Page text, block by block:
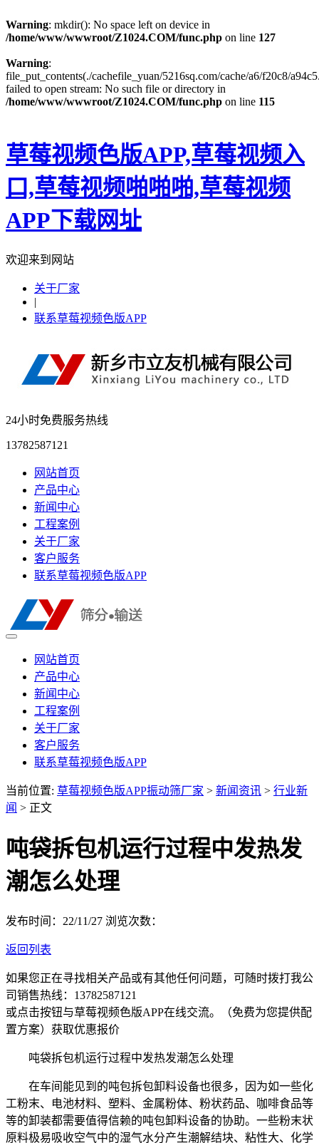
Warning: mkdir(): No space left on device in
/home/www/wwwroot/Z1024.COM/func.php on line 127
Warning:
file_put_contents(./cachefile_yuan/5216sq.com/cache/a6/f20c8/
failed to open stream: No such file or directory in
/home/www/wwwroot/Z1024.COM/func.php on line 115
草莓视频色版APP,草莓视频入
口,草莓视频啪啪啪,草莓视频
APP下载网址
欢迎来到网站
关于厂家
|
联系草莓视频色版APP
24小时免费服务热线
13782587121
网站首页
产品中心
新闻中心
工程案例
关于厂家
客户服务
联系草莓视频色版APP
网站首页
产品中心
新闻中心
工程案例
关于厂家
客户服务
联系草莓视频色版APP
当前位置: 草莓视频色版APP振动筛厂家 > 新闻资讯 > 行业新
闻 > 正文
吨袋拆包机运行过程中发热发
潮怎么处理
发布时间：22/11/27 浏览次数：
返回列表
如果您正在寻找相关产品或有其他任何问题，可随时拨打我公
司销售热线： 13782587121
或点击按钮与草莓视频色版APP在线交流。（免费为您提供配
置方案） 获取优惠报价
吨袋拆包机运行过程中发热发潮怎么处理
在车间能见到的吨包拆包卸料设备也很多，因为如一些化
工粉末、电池材料、塑料、金属粉体、粉状药品、咖啡食品等
等的卸装都需要值得信赖的吨包卸料设备的协助。一些粉末状
原料极易吸收空气中的湿气水分产生潮解结块、粘性大、化学